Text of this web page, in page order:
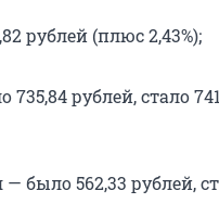
рублей (плюс 2,43%);
рублей, стало
было 562,33 рублей,